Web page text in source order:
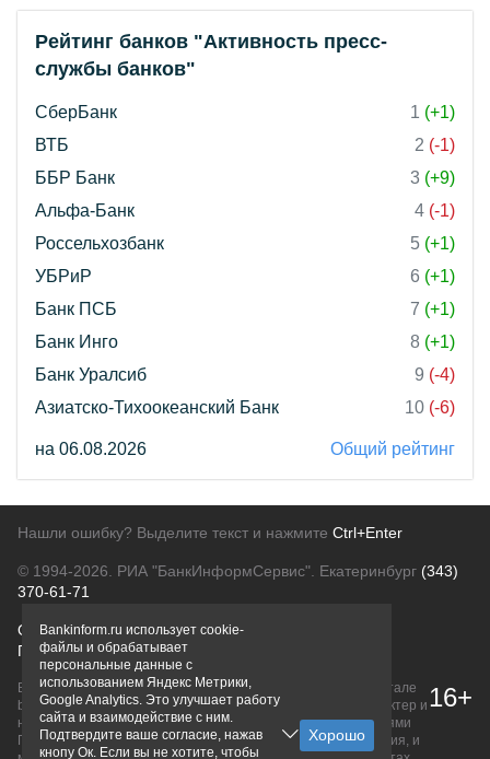
Рейтинг банков "Активность пресс-
службы банков"
СберБанк 1 (+1)
ВТБ
2 (-1)
ББР Банк
3 (+9)
Альфа-Банк
4 (-1)
Россельхозбанк
5 (+1)
УБРиР
6 (+1)
Банк ПСБ
7 (+1)
Банк Инго
8 (+1)
Банк Уралсиб
9 (-4)
Азиатско-Тихоокеанский Банк
10 (-6)
на 06.08.2026 Общий рейтинг
Нашли ошибку? Выделите текст и нажмите Ctrl+Enter
© 1994-2026. РИА "БанкИнформСервис". Екатеринбург (343)
370-61-71
О проектеПолитика конфиденциальности
Правовая информацияДля рекламодателей
Вся информация о продуктах банков, размещенная на портале
bankinform.ru, носит исключительно ознакомительный характер и
не является публичной офертой, определяемой положениями
ГК РФ. Информация не содержит точного и полного описания, и
16+
Bankinform.ru использует cookie-
файлы и обрабатывает
персональные данные с
использованием Яндекс Метрики,
Google Analytics. Это улучшает работу
сайта и взаимодействие с ним.
Подтвердите ваше согласие, нажав
кнопу Ок. Если вы не хотите, чтобы